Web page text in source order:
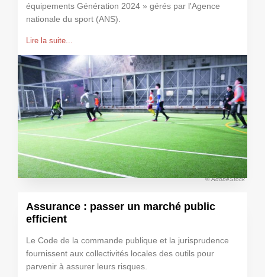
équipements Génération 2024 » gérés par l'Agence
nationale du sport (ANS).
Lire la suite...
© AdobeStock
Assurance : passer un marché public
efficient
Le Code de la commande publique et la jurisprudence
fournissent aux collectivités locales des outils pour
parvenir à assurer leurs risques.